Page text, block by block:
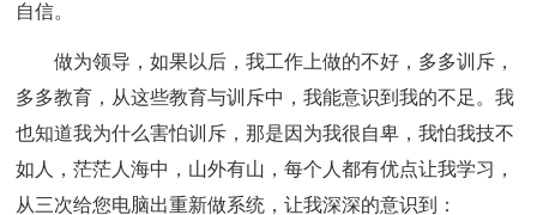
自信。
做为领导，如果以后，我工作上做的不好，多多训斥，
多多教育，从这些教育与训斥中，我能意识到我的不足。我
也知道我为什么害怕训斥，那是因为我很自卑，我怕我技不
如人，茫茫人海中，山外有山，每个人都有优点让我学习，
从三次给您电脑出重新做系统，让我深深的意识到：